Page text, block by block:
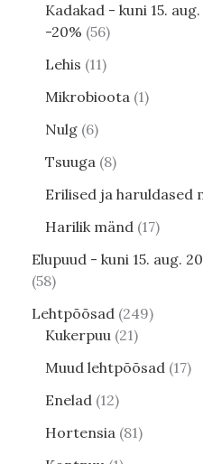
Kadakad - kuni 15.
-20% 56
Lehis 11
Mikrobioota 1
Nulg 6
Tsuuga 8
Erilised ja haruldased
Harilik mänd 17
Elupuud - kuni 15. aug.
58
Lehtpõõsad 249
Kukerpuu 21
Muud lehtpõõsad 17
Enelad 12
Hortensia 81